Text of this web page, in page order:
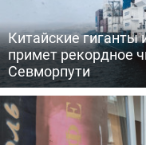
Китайские гиганты
примет рекордное
Севморпути